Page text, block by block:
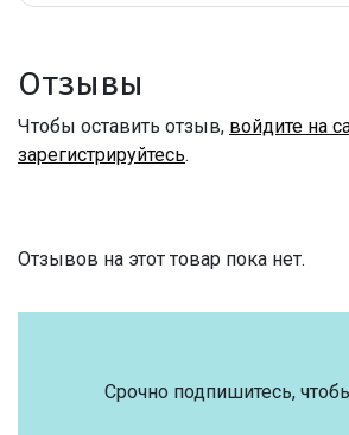
Отзывы
Чтобы оставить отзыв, войдите на
зарегистрируйтесь.
Отзывов на этот товар пока нет.
Срочно подпишитесь,